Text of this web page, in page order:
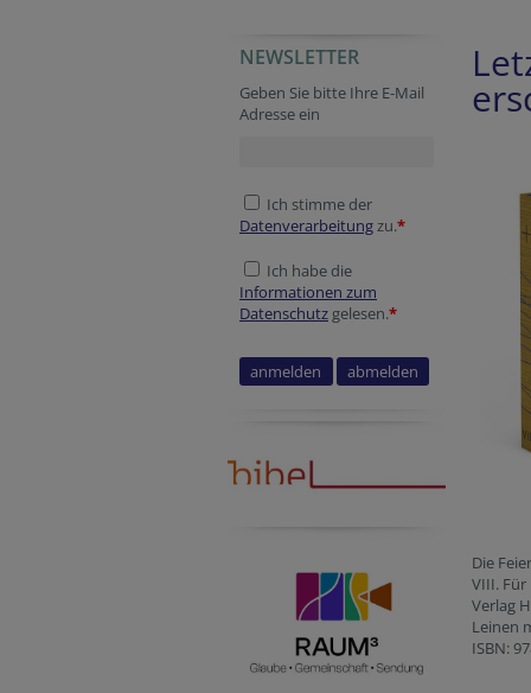
Website
Session ID
Website
Reference
URL
Fax
Secondary phone
NEWSLETTER
Geben Sie bitte Ihre E-Mail
Adresse ein
Ich stimme der
Datenverarbeitungzu.*
Ich habe die
Informationen zum
Datenschutz gelesen.*
Die
VIII.
Verlag
Leinen
ISBN: